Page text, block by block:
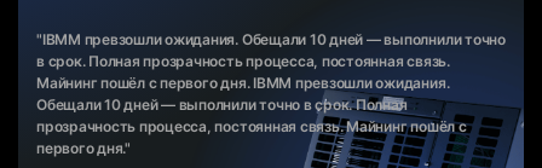
"IBMM превзошли ожидания. Обещали 10 дней — выполнили точно
в срок. Полная прозрачность процесса, постоянная связь.
Майнинг пошёл с первого дня. IBMM превзошли ожидания.
Обещали 10 дней — выполнили точно в срок. Полная
прозрачность процесса, постоянная связь. Майнинг пошёл с
первого дня."